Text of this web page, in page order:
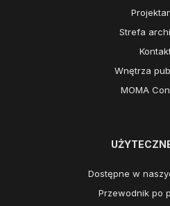
Strefa
Wnętrza
MOMA
Dostępne w
Przewodnik po